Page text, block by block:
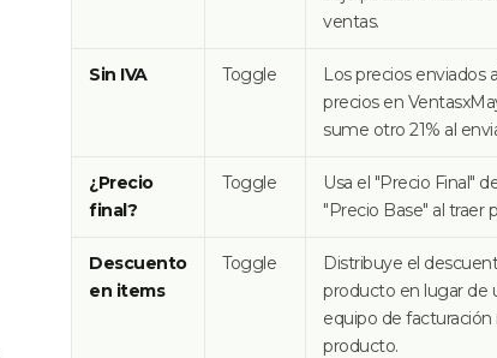
ventas.
Sin IVA Toggle
Los precios enviados
precios en
sume otro 21% al
¿Precio
final?
Toggle
Usa el "Precio Final"
"Precio Base" al traer
Descuento
en items
Toggle
Distribuye el
producto en lugar de
equipo de
producto.